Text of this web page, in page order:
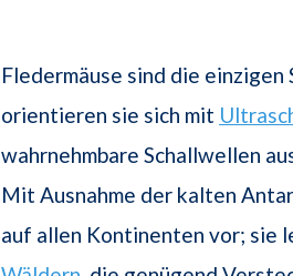
Fledermäuse sind die
orientieren sie sich mit
wahrnehmbare Schallwellen
Mit Ausnahme der kalten
auf allen Kontinenten vor; sie